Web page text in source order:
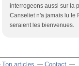
interrogeons aussi sur la
Canseliet n'a jamais lu le
seraient les bienvenues.
Top articles
Contact